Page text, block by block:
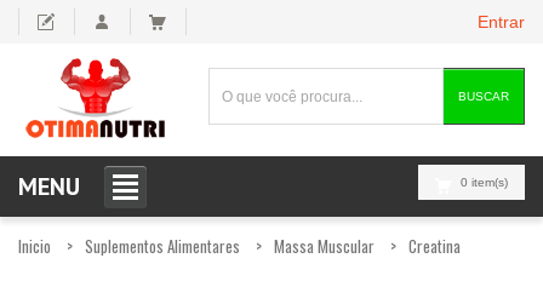
Entrar
BUSCAR
0 item(s)
MENU
Inicio Suplementos Alimentares Massa Muscular Creatina